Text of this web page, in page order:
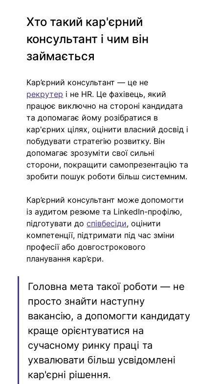
Хто такий кар'єрний
консультант і чим він
займається
Кар’єрний консультант — це не
рекрутер і не HR. Це фахівець, який
працює виключно на стороні кандидата
та допомагає йому розібратися в
кар'єрних цілях, оцінити власний досвід і
побудувати стратегію розвитку. Він
допомагає зрозуміти свої сильні
сторони, покращити самопрезентацію та
зробити пошук роботи більш системним.
Кар’єрний консультант може допомогти
із аудитом резюме та LinkedIn-профілю,
підготувати до співбесіди, оцінити
компетенції, підтримати під час зміни
професії або довгострокового
планування кар’єри.
Головна мета такої роботи — не
просто знайти наступну
вакансію, а допомогти кандидату
краще орієнтуватися на
сучасному ринку праці та
ухвалювати більш усвідомлені
кар'єрні рішення.